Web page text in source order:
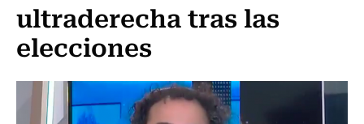
ultraderecha tras las
elecciones